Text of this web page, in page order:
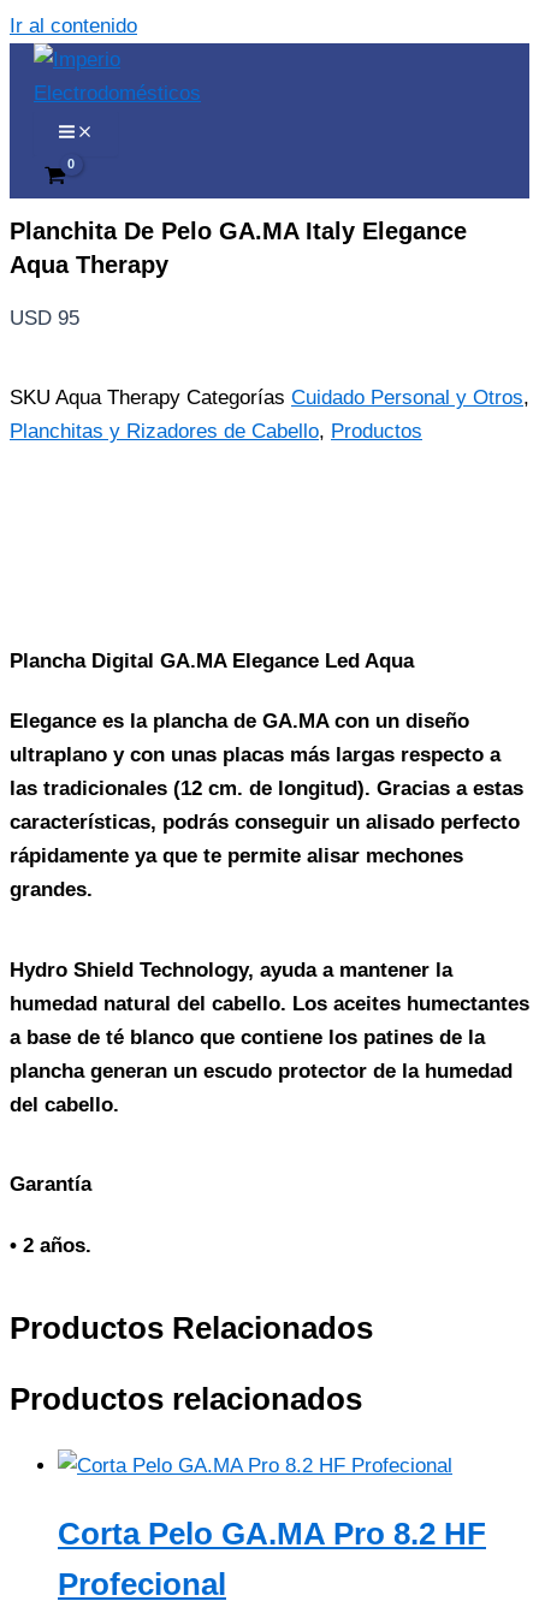
Ir al contenido
Planchita De Pelo GA.MA Italy Elegance
Aqua Therapy
USD 95
SKU Aqua Therapy Categorías Cuidado Personal y Otros,
Planchitas y Rizadores de Cabello, Productos
Plancha Digital GA.MA Elegance Led Aqua
Elegance es la plancha de GA.MA con un diseño
ultraplano y con unas placas más largas respecto a
las tradicionales (12 cm. de longitud). Gracias a estas
características, podrás conseguir un alisado perfecto
rápidamente ya que te permite alisar mechones
grandes.
Hydro Shield Technology, ayuda a mantener la
humedad natural del cabello. Los aceites humectantes
a base de té blanco que contiene los patines de la
plancha generan un escudo protector de la humedad
del cabello.
Garantía
• 2 años.
Productos Relacionados
Productos relacionados
Corta Pelo GA.MA Pro 8.2 HF
Profecional